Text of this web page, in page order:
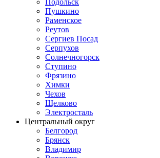
Подольск
Пушкино
Раменское
Реутов
Сергиев Посад
Серпухов
Солнечногорск
Ступино
Фрязино
Химки
Чехов
Щелково
Электросталь
Центральный округ
Белгород
Брянск
Владимир